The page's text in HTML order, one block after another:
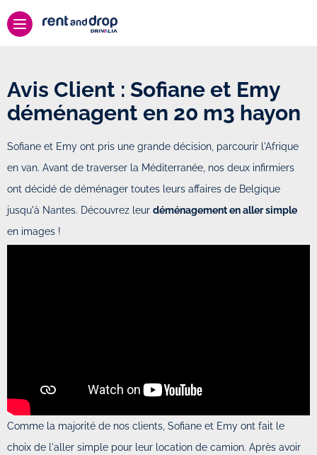
Avis Client : Sofiane et Emy
déménagent en 20 m3 hayon
Sofiane et Emy ont pris une grande décision, parcourir l'Afrique
en van. Avant de traverser la Méditerranée, nos deux infirmiers
ont décidé de déménager toutes leurs affaires de Belgique
jusqu'à Nantes. Découvrez leur déménagement en aller simple
en images !
Comme la majorité de nos clients, Sofiane et Emy ont fait le
choix de l'aller simple pour leur location de camion. Après avoir